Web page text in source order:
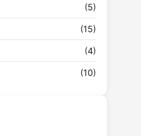
(5)
(15)
(4)
(10)